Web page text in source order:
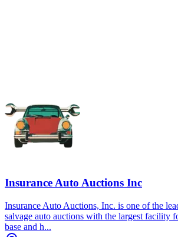
Insurance Auto Auctions Inc
Insurance Auto Auctions, Inc. is one of the
salvage auto auctions with the largest facility
base and h...